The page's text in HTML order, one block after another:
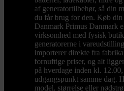
af generatortilbehør, så din
du får brug for den. Køb din
Danmark Primus Danmark
virksomhed med fysisk
generatorerne i
importerer direkte fra
fornuftige priser, og alt
på hverdage inden kl.
udgangspunkt samme dag.
model, størrelse eller